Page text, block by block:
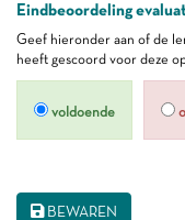
Eindbeoordeling
Geef hieronder aan of de
heeft gescoord voor deze
voldoende
BEWAREN